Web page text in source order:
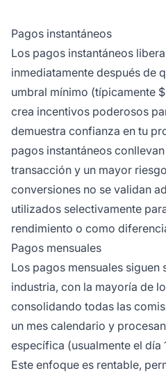
Pagos instantáneos
Los pagos instantáneos
inmediatamente después de
umbral mínimo (típicamente
crea incentivos poderosos
demuestra confianza en tu
pagos instantáneos
transacción y un mayor
conversiones no se validan
utilizados selectivamente
rendimiento o como
Pagos mensuales
Los pagos mensuales siguen
industria, con la mayoría de
consolidando todas las
un mes calendario y
específica (usualmente el día
Este enfoque es rentable,